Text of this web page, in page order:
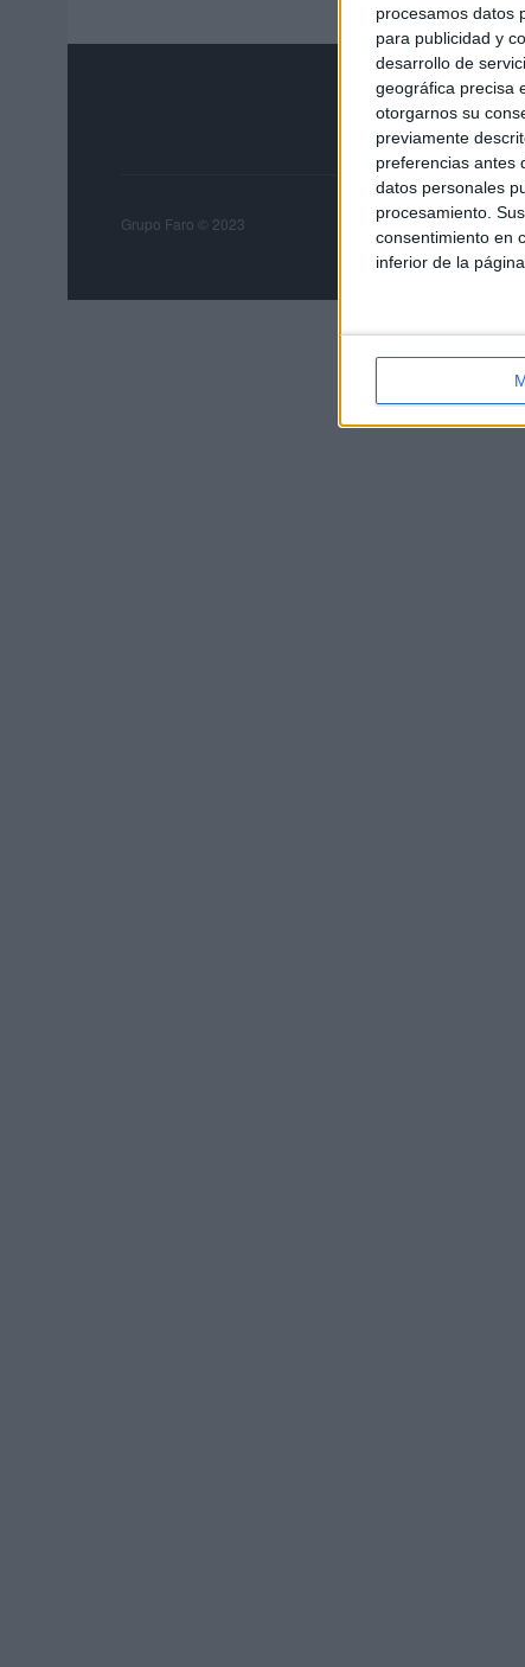
procesamos datos
para publicidad y
desarrollo de
geográfica precisa
otorgarnos su
previamente
preferencias antes
datos personales
procesamiento.
consentimiento en
inferior de la
Grupo Faro
Grupo Faro © 2023